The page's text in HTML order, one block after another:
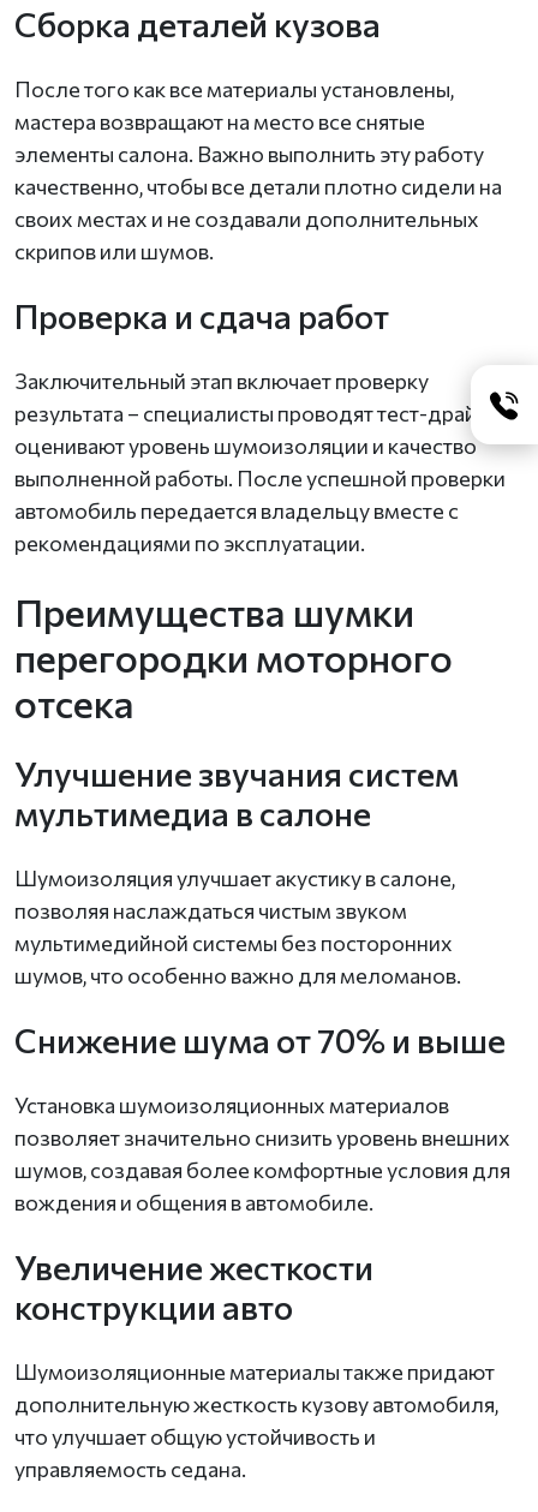
Сборка деталей кузова
После того как все материалы установлены,
мастера возвращают на место все снятые
элементы салона. Важно выполнить эту работу
качественно, чтобы все детали плотно сидели на
своих местах и не создавали дополнительных
скрипов или шумов.
Проверка и сдача работ
Заключительный этап включает проверку
результата – специалисты проводят тест-драйв,
оценивают уровень шумоизоляции и качество
выполненной работы. После успешной проверки
автомобиль передается владельцу вместе с
рекомендациями по эксплуатации.
Преимущества шумки
перегородки моторного
отсека
Улучшение звучания систем
мультимедиа в салоне
Шумоизоляция улучшает акустику в салоне,
позволяя наслаждаться чистым звуком
мультимедийной системы без посторонних
шумов, что особенно важно для меломанов.
Снижение шума от 70% и выше
Установка шумоизоляционных материалов
позволяет значительно снизить уровень внешних
шумов, создавая более комфортные условия для
вождения и общения в автомобиле.
Увеличение жесткости
конструкции авто
Шумоизоляционные материалы также придают
дополнительную жесткость кузову автомобиля,
что улучшает общую устойчивость и
управляемость седана.